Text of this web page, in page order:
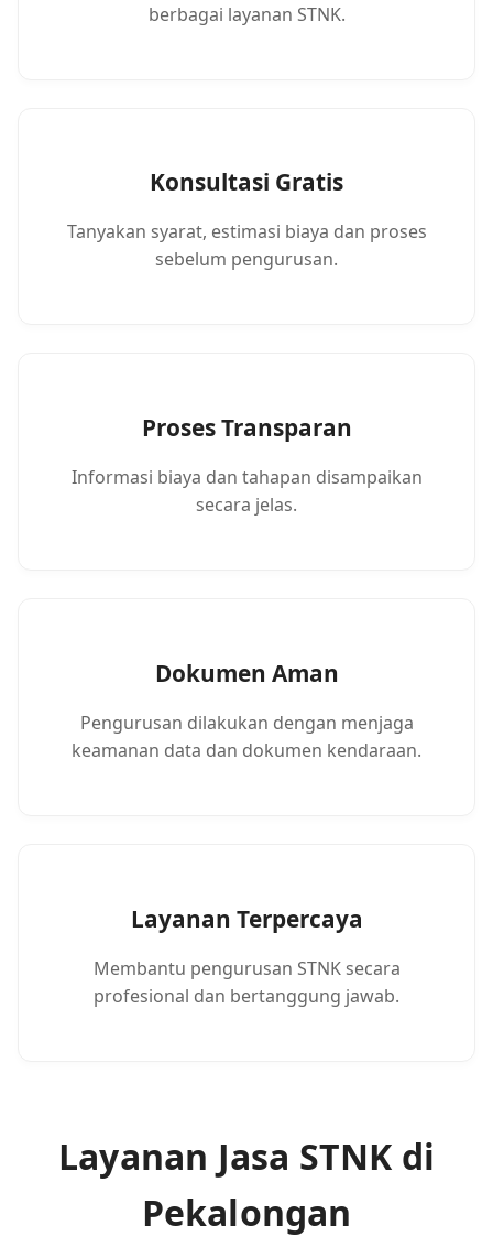
berbagai layanan STNK.
Konsultasi Gratis
Tanyakan syarat, estimasi biaya dan proses
sebelum pengurusan.
Proses Transparan
Informasi biaya dan tahapan disampaikan
secara jelas.
Dokumen Aman
Pengurusan dilakukan dengan menjaga
keamanan data dan dokumen kendaraan.
Layanan Terpercaya
Membantu pengurusan STNK secara
profesional dan bertanggung jawab.
Layanan Jasa STNK di
Pekalongan